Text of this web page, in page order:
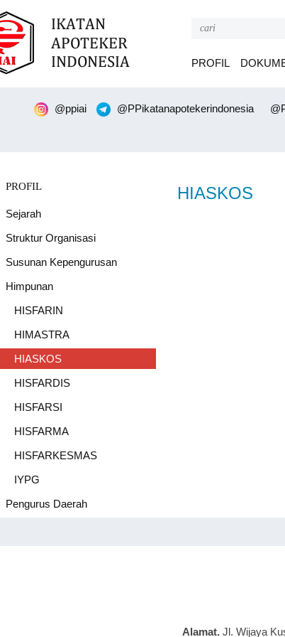
PROFIL
@ppiai @PPikatanapotekerindonesia
PROFIL
Sejarah
Struktur Organisasi
Susunan Kepengurusan
Himpunan
HISFARIN
HIMASTRA
HIASKOS
HISFARDIS
HISFARSI
HISFARMA
HISFARKESMAS
IYPG
Pengurus Daerah
HIASKOS
Alamat. Jl. Wijaya